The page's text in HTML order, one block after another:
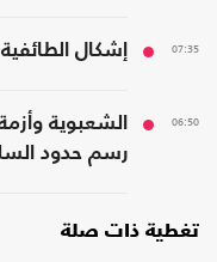
07:35 إشكال
06:50
الشعبوية
رسم حدود
تغطية ذات صلة